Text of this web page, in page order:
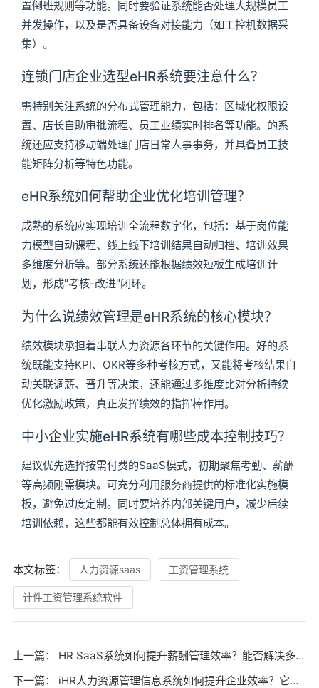
置倒班规则等功能。同时要验证系统能否处理大规模员工
并发操作，以及是否具备设备对接能力（如工控机数据采
集）。
连锁门店企业选型eHR系统要注意什么？
需特别关注系统的分布式管理能力，包括：区域化权限设
置、店长自助审批流程、员工业绩实时排名等功能。的系
统还应支持移动端处理门店日常人事事务，并具备员工技
能矩阵分析等特色功能。
eHR系统如何帮助企业优化培训管理？
成熟的系统应实现培训全流程数字化，包括：基于岗位能
力模型自动课程、线上线下培训结果自动归档、培训效果
多维度分析等。部分系统还能根据绩效短板生成培训计
划，形成"考核-改进"闭环。
为什么说绩效管理是eHR系统的核心模块？
绩效模块承担着串联人力资源各环节的关键作用。好的系
统既能支持KPI、OKR等多种考核方式，又能将考核结果自
动关联调薪、晋升等决策，还能通过多维度比对分析持续
优化激励政策，真正发挥绩效的指挥棒作用。
中小企业实施eHR系统有哪些成本控制技巧？
建议优先选择按需付费的SaaS模式，初期聚焦考勤、薪酬
等高频刚需模块。可充分利用服务商提供的标准化实施模
板，避免过度定制。同时要培养内部关键用户，减少后续
培训依赖，这些都能有效控制总体拥有成本。
本文标签： 人力资源saas 工资管理系统
计件工资管理系统软件
上一篇： HR SaaS系统如何提升薪酬管理效率？能否解决多表单易错难题？
下一篇： iHR人力资源管理信息系统如何提升企业效率？它能否解决考勤薪资难题？